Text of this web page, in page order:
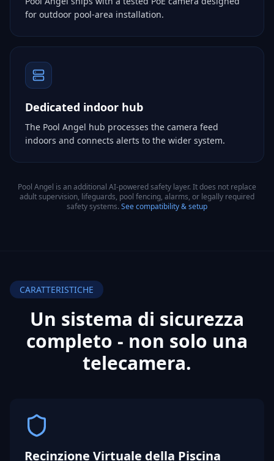
for outdoor pool-area installation.
Dedicated indoor hub
The Pool Angel hub processes the camera feed
indoors and connects alerts to the wider system.
Pool Angel is an additional AI-powered safety layer. It does not replace
adult supervision, lifeguards, pool fencing, alarms, or legally required
safety systems. See compatibility & setup
CARATTERISTICHE
Un sistema di sicurezza
completo - non solo una
telecamera.
Recinzione Virtuale della Piscina